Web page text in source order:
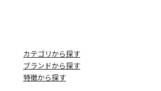
カテゴリから探す
ブランドから探す
特徴から探す